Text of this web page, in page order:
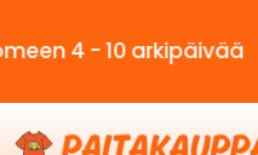
- 10 arkipäivää